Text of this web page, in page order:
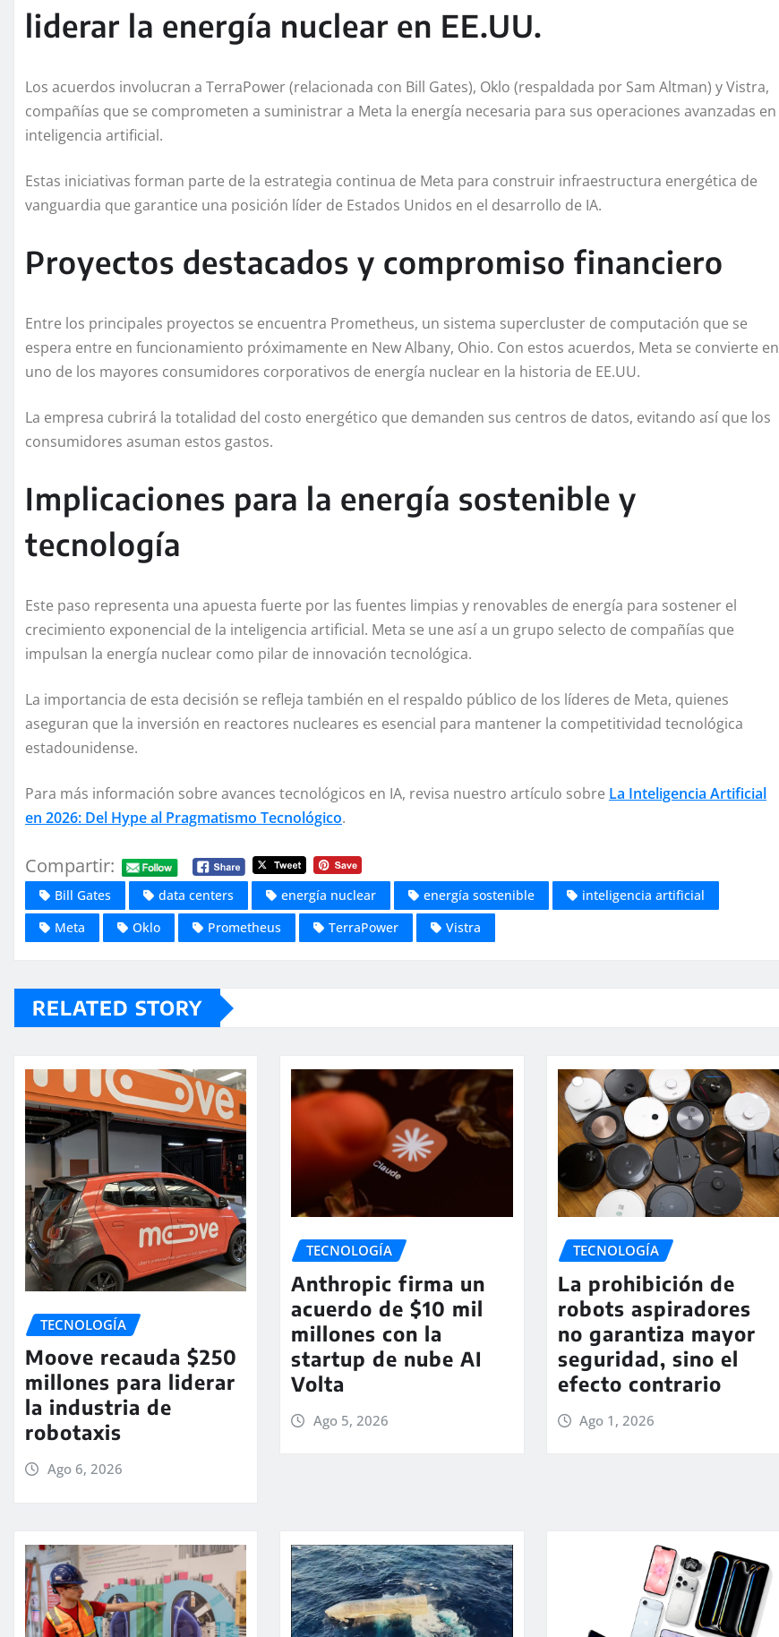
liderar la energía nuclear en EE.UU.
Los acuerdos involucran a TerraPower (relacionada con Bill Gates), Oklo (respaldada por Sam Altman) y Vistra,
compañías que se comprometen a suministrar a Meta la energía necesaria para sus operaciones avanzadas en
inteligencia artificial.
Estas iniciativas forman parte de la estrategia continua de Meta para construir infraestructura energética de
vanguardia que garantice una posición líder de Estados Unidos en el desarrollo de IA.
Proyectos destacados y compromiso financiero
Entre los principales proyectos se encuentra Prometheus, un sistema supercluster de computación que se
espera entre en funcionamiento próximamente en New Albany, Ohio. Con estos acuerdos, Meta se convierte en
uno de los mayores consumidores corporativos de energía nuclear en la historia de EE.UU.
La empresa cubrirá la totalidad del costo energético que demanden sus centros de datos, evitando así que los
consumidores asuman estos gastos.
Implicaciones para la energía sostenible y
tecnología
Este paso representa una apuesta fuerte por las fuentes limpias y renovables de energía para sostener el
crecimiento exponencial de la inteligencia artificial. Meta se une así a un grupo selecto de compañías que
impulsan la energía nuclear como pilar de innovación tecnológica.
La importancia de esta decisión se refleja también en el respaldo público de los líderes de Meta, quienes
aseguran que la inversión en reactores nucleares es esencial para mantener la competitividad tecnológica
estadounidense.
Para más información sobre avances tecnológicos en IA, revisa nuestro artículo sobre La Inteligencia Artificial
en 2026: Del Hype al Pragmatismo Tecnológico.
Compartir:
Bill Gates data centers energía nuclear energía sostenible
inteligencia artificial
Meta
Oklo Prometheus TerraPower Vistra
RELATED STORY
TECNOLOGÍA
Moove recauda $250
millones para liderar
la industria de
robotaxis
Ago 6, 2026
TECNOLOGÍA
Anthropic firma un
acuerdo de $10 mil
millones con la
startup de nube AI
Volta
Ago 5, 2026
TECNOLOGÍA
La prohibición de
robots aspiradores
no garantiza mayor
seguridad, sino el
efecto contrario
Ago 1, 2026